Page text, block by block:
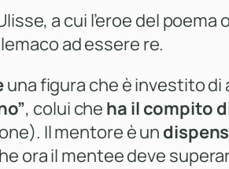
a cui l’eroe del
ad essere re.
una figura che è investito
, colui che ha il compito
). Il mentore è un
ora il mentee deve